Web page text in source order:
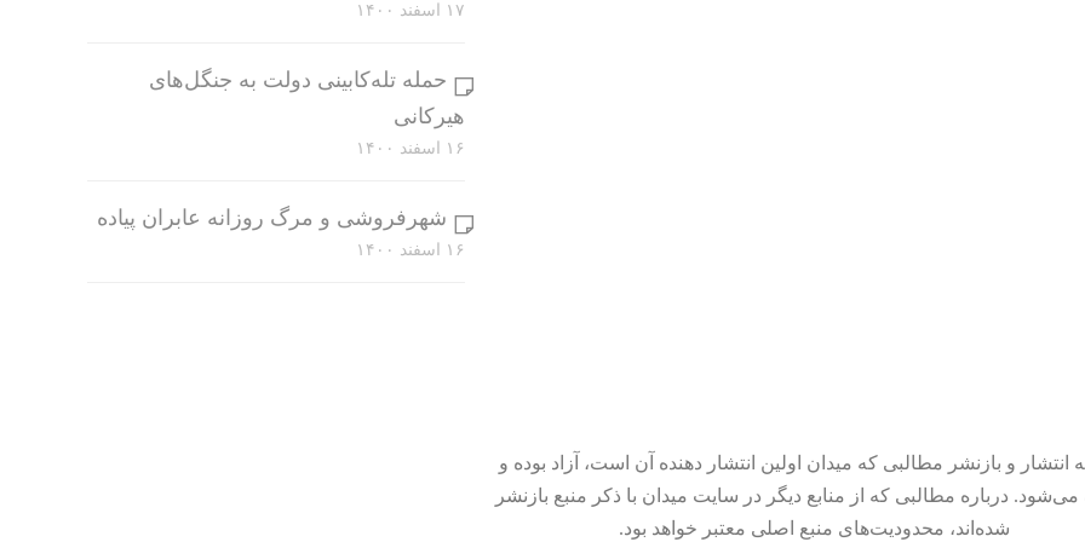
۱۷ اسفند ۱۴۰۰
حمله تله‌کابینی دولت به جنگل‌های
هیرکانی
۱۶ اسفند ۱۴۰۰
شهرفروشی و مرگ روزانه عابران پیاده
۱۶ اسفند ۱۴۰۰
انتشار و بازنشر مطالبی که میدان اولین انتشار دهنده آن است، آزاد بوده و
درباره مطالبی که از منابع دیگر در سایت میدان با ذکر منبع بازنشر
شده‌اند، محدودیت‌های منبع اصلی معتبر خواهد بود.